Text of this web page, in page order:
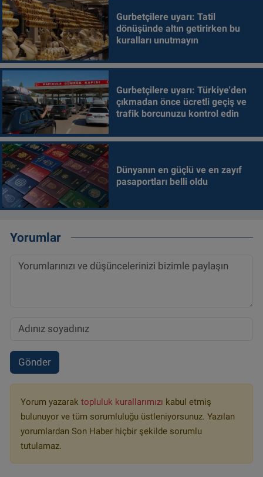
Gurbetçilere uyarı: Tatil
dönüşünde altın getirirken bu
kuralları unutmayın
Gurbetçilere uyarı: Türkiye'den
çıkmadan önce ücretli geçiş ve
trafik borcunuzu kontrol edin
Dünyanın en güçlü ve en zayıf
pasaportları belli oldu
Yorumlar
Gönder
Yorum yazarak topluluk kurallarımızı kabul etmiş
bulunuyor ve tüm sorumluluğu üstleniyorsunuz. Yazılan
yorumlardan Son Haber hiçbir şekilde sorumlu
tutulamaz.